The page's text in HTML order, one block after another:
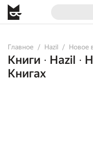
Главное Hazil Новое
Книги • Hazil •
Книгах